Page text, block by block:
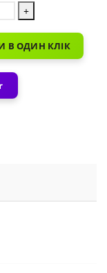
+
В ОДИН КЛІК